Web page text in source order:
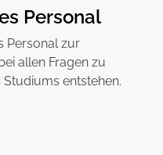
Personal
Personal zur
allen Fragen zu
entstehen.